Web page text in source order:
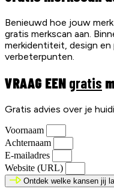
Benieuwd hoe jouw
gratis merkscan aan.
merkidentiteit, design
verbeterpunten.
VRAAG EEN gratis
Gratis advies over je
Voornaam
Achternaam
E-mailadres
Website (URL)
Ontdek welke kansen jij